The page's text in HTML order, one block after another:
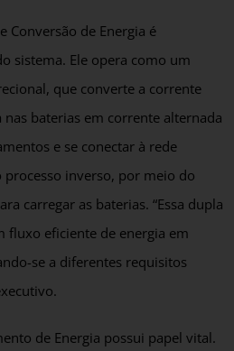
Conversão de Energia é
sistema. Ele opera como um
que converte a corrente
nas baterias em corrente alternada
e se conectar à rede
processo inverso, por meio do
carregar as baterias. “Essa dupla
fluxo eficiente de energia em
se a diferentes requisitos
de Energia possui papel vital.